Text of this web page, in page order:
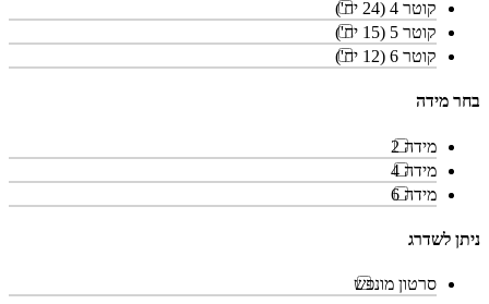
קוטר 4 (24 יח')
קוטר 5 (15 יח')
קוטר 6 (12 יח')
בחר מידה
מידה 2
מידה 4
מידה 6
ניתן לשדרג
סרטון מונפש